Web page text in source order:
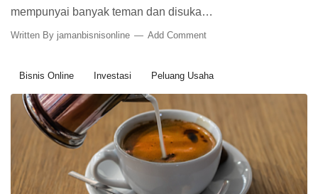
mempunyai banyak teman dan disuka…
Written By jamanbisnisonline Add Comment
Bisnis Online Investasi Peluang Usaha
Tips Pengetahuan